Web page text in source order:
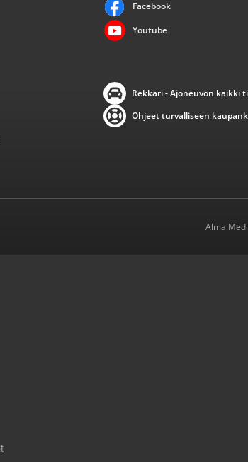
Facebook
Youtube
Rekkari - Ajoneuvon kaikki
Ohjeet turvalliseen
Alma